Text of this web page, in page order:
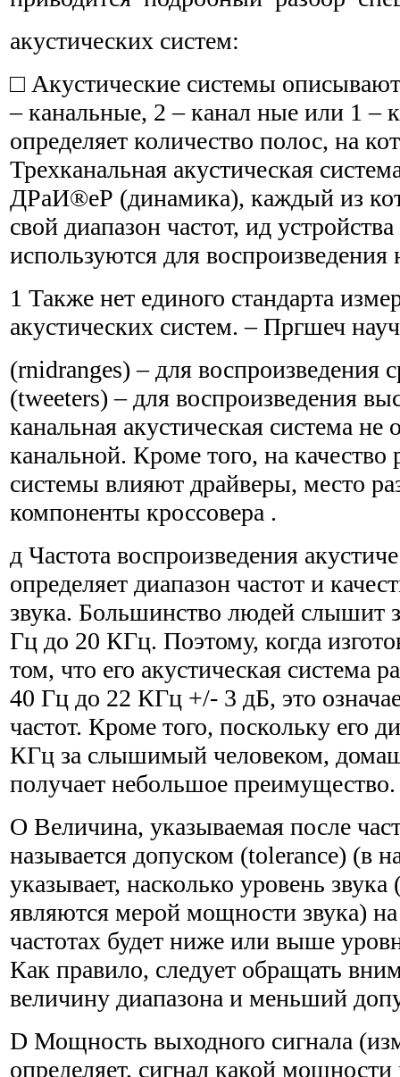
акустических систем:
□ Акустические системы
– канальные, 2 – канал ные или 1 –
определяет количество полос, на
Трехканальная акустическая
ДРаИ®еР (динамика), каждый из
свой диапазон частот, ид
используются для воспроизведения
1 Также нет единого стандарта
акустических систем. – Пргшеч
(rnidranges) – для воспроизведения
(tweeters) – для воспроизведения
канальная акустическая система не
канальной. Кроме того, на качество
системы влияют драйверы, место
компоненты кроссовера .
д Частота воспроизведения
определяет диапазон частот и
звука. Большинство людей слышит
Гц до 20 КГц. Поэтому, когда
том, что его акустическая система
40 Гц до 22 КГц +/- 3 дБ, это
частот. Кроме того, поскольку его
КГц за слышимый человеком,
получает неболь­шое преимущество.
О Величина, указываемая после
называется допуском (tolerance) (в
указывает, насколько уровень
являются мерой мощности звука)
частотах будет ниже или выше
Как правило, сле­дует обращать
величину диапазона и меньший
D Мощность выходного сигнала
определяет, сигнал какой мощности